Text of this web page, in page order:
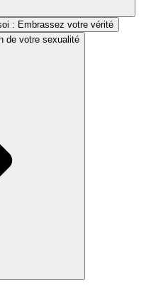
: Embrassez votre vérité
de votre sexualité